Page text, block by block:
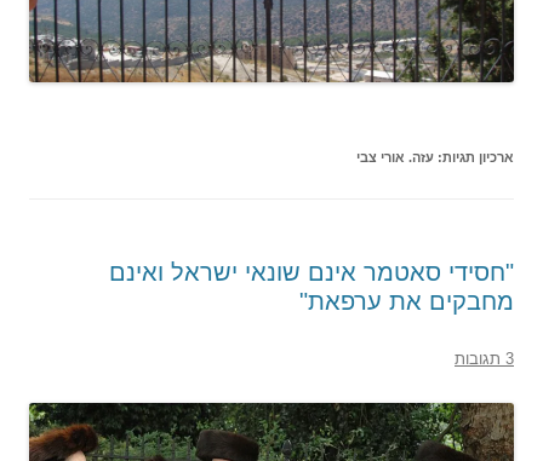
ארכיון תגיות: עזה. אורי צבי
"חסידי סאטמר אינם שונאי ישראל ואינם
מחבקים את ערפאת"
3 תגובות